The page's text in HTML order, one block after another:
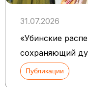
31.07.2026
«Убинские
сохраняющий
Публикации